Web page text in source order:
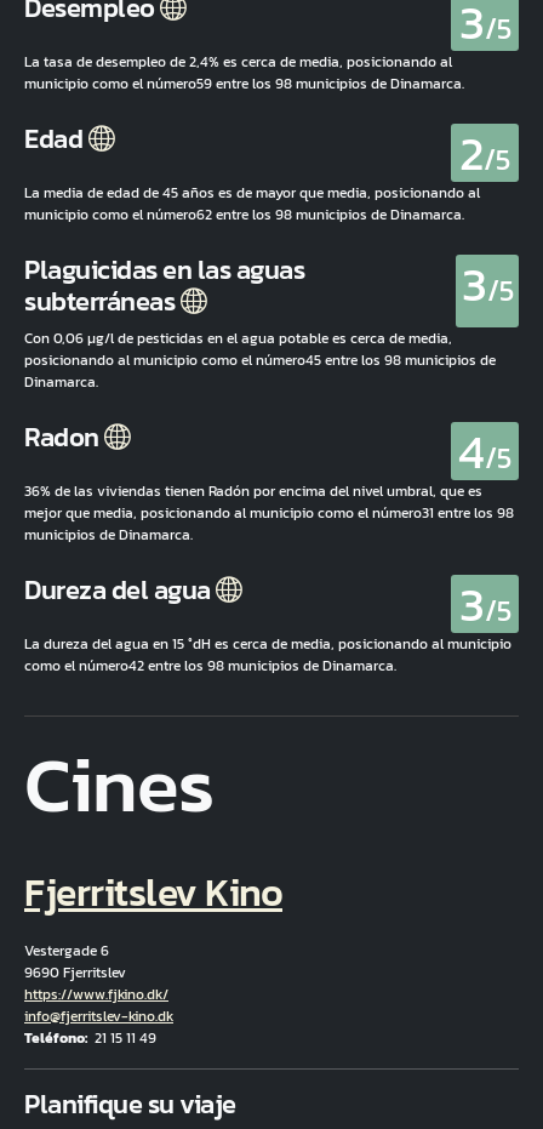
Desempleo 3/5
La tasa de desempleo de 2,4% es cerca de media, posicionando al
municipio como el número59 entre los 98 municipios de Dinamarca.
Edad 2/5
La media de edad de 45 años es de mayor que media, posicionando al
municipio como el número62 entre los 98 municipios de Dinamarca.
Plaguicidas en las aguas
subterráneas 3/5
Con 0,06 µg/l de pesticidas en el agua potable es cerca de media,
posicionando al municipio como el número45 entre los 98 municipios de
Dinamarca.
Radon 4/5
36% de las viviendas tienen Radón por encima del nivel umbral, que es
mejor que media, posicionando al municipio como el número31 entre los 98
municipios de Dinamarca.
Dureza del agua 3/5
La dureza del agua en 15 °dH es cerca de media, posicionando al municipio
como el número42 entre los 98 municipios de Dinamarca.
Cines
Fjerritslev Kino
Vestergade 6
9690 Fjerritslev
Hjemmeside
https://www.fjkino.dk/
Correo electrónico
info@fjerritslev-kino.dk
Teléfono 21 15 11 49
Planifique su viaje